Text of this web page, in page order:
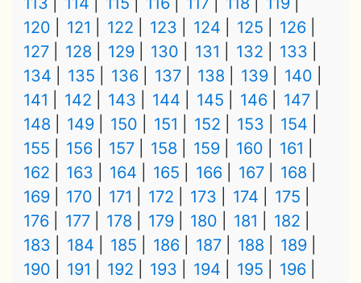
120
121 122 123 124 125
126
127
128 129 130 131 132
133
134
135 136 137 138 139
140
141
142 143 144 145 146
147
148
149 150 151 152 153
154
155
156 157 158 159 160
161
162
163 164 165 166 167
168
169
170 171 172 173 174
175
176
177 178 179 180 181
182
183
184 185 186 187 188
189
190
191 192 193 194 195
196